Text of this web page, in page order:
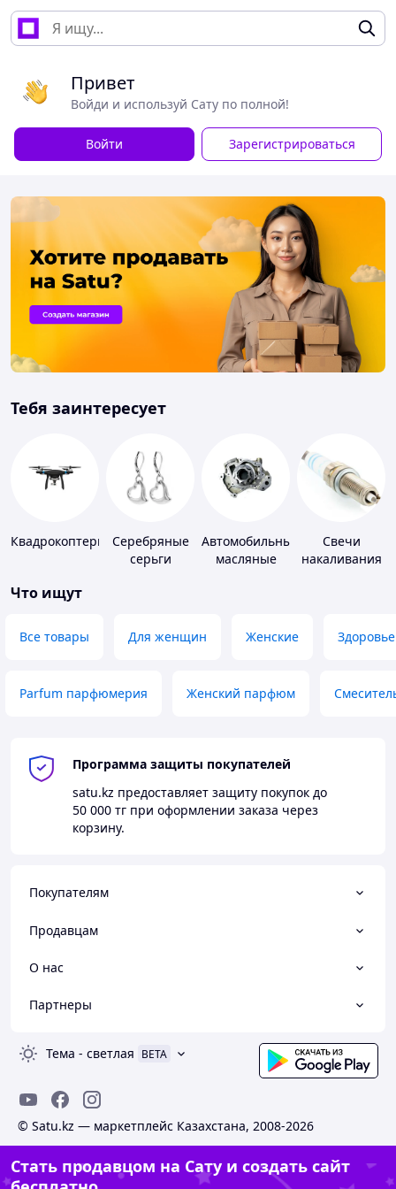
Привет
Войди и используй Сату по полной!
Войти Зарегистрироваться
Тебя заинтересует
Квадрокоптеры
Серебряные
серьги
Автомобильные
масляные
Свечи
накаливания
Что ищут
Все товары Для женщин Женские Здоровье
Parfum парфюмерия Женский парфюм
Программа защиты покупателей
satu.kz предоставляет защиту покупок до
50 000 тг при оформлении заказа через
корзину.
Покупателям
Продавцам
О нас
Партнеры
Тема - светлая BETA
© Satu.kz — маркетплейс Казахстана, 2008-2026
Стать продавцом на Сату и создать сайт